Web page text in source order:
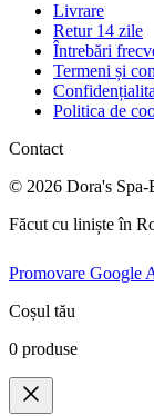
Livrare
Retur 14 zile
Întrebări
Termeni și
Politica de
Contact
© 2026 Dora's
Făcut cu liniște în
Promovare Google
Coșul tău
0 produse